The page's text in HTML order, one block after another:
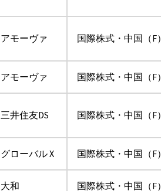
アモーヴァ 国際株式・中国（F）
アモーヴァ 国際株式・中国（F）
三井住友DS 国際株式・中国（F）
グローバル X 国際株式・中国（F）
大和 国際株式・中国（F）